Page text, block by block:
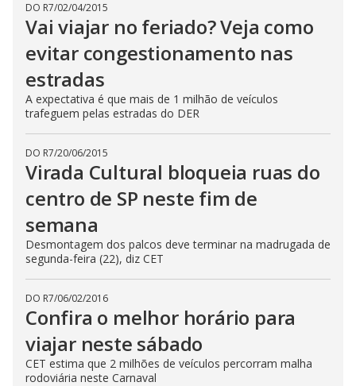
DO R7/02/04/2015
Vai viajar no feriado? Veja como
evitar congestionamento nas
estradas
A expectativa é que mais de 1 milhão de veículos
trafeguem pelas estradas do DER
DO R7/20/06/2015
Virada Cultural bloqueia ruas do
centro de SP neste fim de
semana
Desmontagem dos palcos deve terminar na madrugada de
segunda-feira (22), diz CET
DO R7/06/02/2016
Confira o melhor horário para
viajar neste sábado
CET estima que 2 milhões de veículos percorram malha
rodoviária neste Carnaval